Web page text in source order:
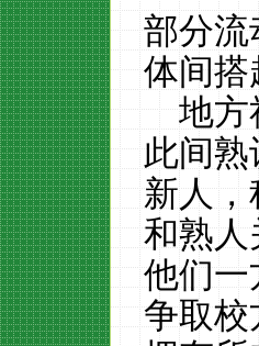
部分流
体间搭
地方
此间熟
新人，
和熟人
他们一
争取校